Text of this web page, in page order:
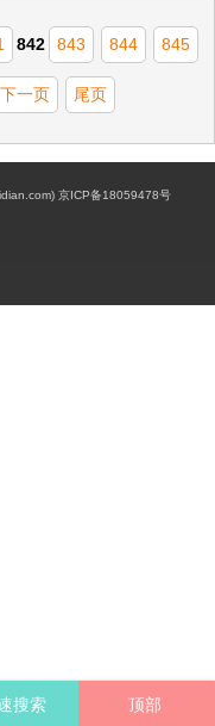
842 843 844 845
下一页 尾页
搜索 顶部
京ICP备18059478号